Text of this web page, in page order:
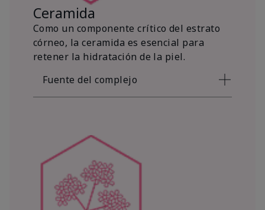
Ceramida
Como un componente crítico del estrato
córneo, la ceramida es esencial para
retener la hidratación de la piel.
Fuente del complejo